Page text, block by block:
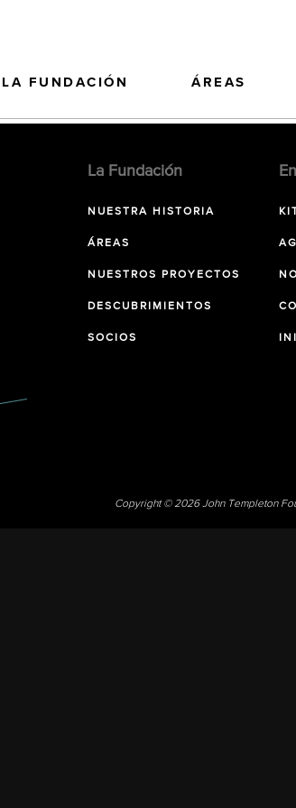
LA FUNDACIÓN ÁREAS
La Fundación
NUESTRA HISTORIA
ÁREAS
NUESTROS PROYECTOS
DESCUBRIMIENTOS
SOCIOS
Copyright © 2026 John Templeton